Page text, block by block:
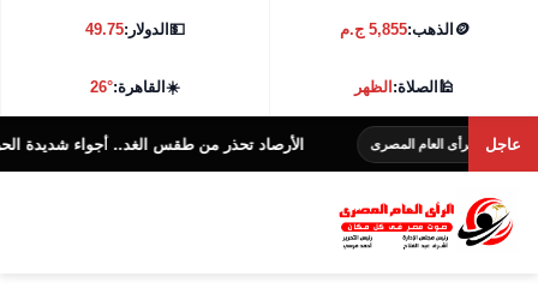
🪙 الذهب:5,855 ج.م 💵الدولار:49.75
🕌الصلاة:الظهر ☀️القاهرة:26°
عاجل
الرأى العام المصرى الأرصاد تحذر من طقس الغد.. أجواء شديدة الحرارة و38 درجة بالقاهرة